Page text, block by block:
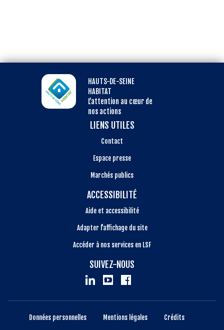
HAUTS-DE-SEINE
HABITAT
L’attention au cœur de
nos actions
LIENS UTILES
Contact
Espace presse
Marchés publics
ACCESSIBILITÉ
Aide et accessibilité
Adapter l'affichage du site
Accéder à nos services en LSF
SUIVEZ-NOUS
Données personnelles Mentions légales Crédits